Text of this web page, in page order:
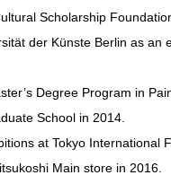
Scholarship
der Künste Berlin as an
Degree Program in
School in 2014.
at Tokyo International
Main store in 2016.